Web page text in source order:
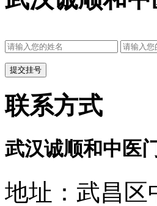
联系方式
武汉诚顺和中医
地址：武昌区